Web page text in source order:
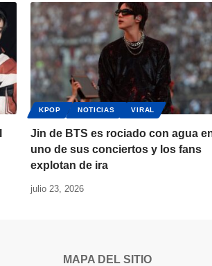
KPOP NOTICIAS VIRAL
Jin de BTS es rociado con agua
uno de sus conciertos y los fans
explotan de ira
julio 23, 2026
MAPA DEL SITIO